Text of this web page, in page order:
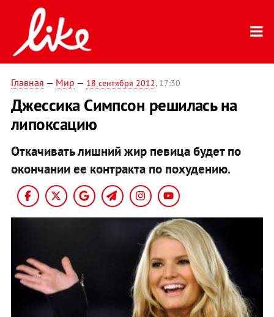
Главная — Мир — 18 сентября 2012, 17:30
Джессика Симпсон решилась на
липоксацию
Откачивать лишний жир певица будет по
окончании ее контракта по похудению.